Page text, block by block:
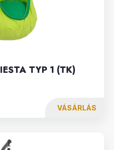
TYP 1 (TK)
VÁSÁRLÁS